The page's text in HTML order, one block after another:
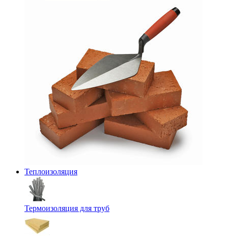
Теплоизоляция
Термоизоляция для труб